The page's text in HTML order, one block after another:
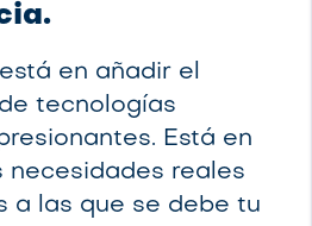
en añadir el
tecnologías
Está en
necesidades reales
a las que se debe tu